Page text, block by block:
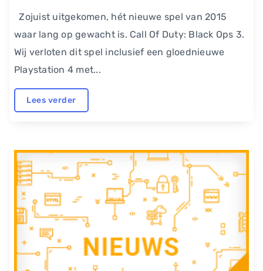
Zojuist uitgekomen, hét nieuwe spel van 2015
waar lang op gewacht is. Call Of Duty: Black Ops 3.
Wij verloten dit spel inclusief een gloednieuwe
Playstation 4 met...
Lees verder